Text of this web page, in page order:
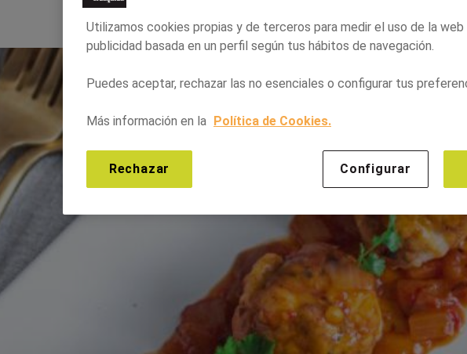
Utilizamos cookies propias y de terceros para medir el uso de la
publicidad basada en un perfil según tus hábitos de navegación.
Puedes aceptar, rechazar las no esenciales o configurar tus
Más información en la Política de Cookies.
Configurar
Rechazar